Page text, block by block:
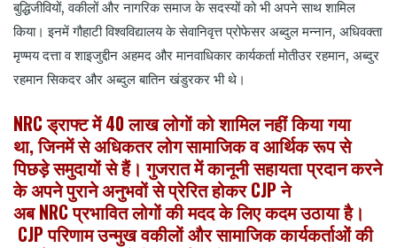
बुद्धिजीवियों, वकीलों और नागरिक समाज के सदस्यों को भी अपने साथ शामिल
किया। इनमें गौहाटी विश्वविद्यालय के सेवानिवृत्त प्रोफेसर अब्दुल मन्नान, अधिवक्ता
मृण्मय दत्ता व शाइजुद्दीन अहमद और मानवाधिकार कार्यकर्ता मोतीउर रहमान, अब्दुर
रहमान सिकदर और अब्दुल बातिन खंडुरकर भी थे।
NRC ड्राफ्ट में 40 लाख लोगों को शामिल नहीं किया गया
था, जिनमें से अधिकतर लोग सामाजिक व आर्थिक रूप से
पिछड़े समुदायों से हैं। गुजरात में कानूनी सहायता प्रदान करने
के अपने पुराने अनुभवों से प्रेरित होकर CJP ने
अब NRC प्रभावित लोगों की मदद के लिए कदम उठाया है।
CJP परिणाम उन्मुख वकीलों और सामाजिक कार्यकर्ताओं की